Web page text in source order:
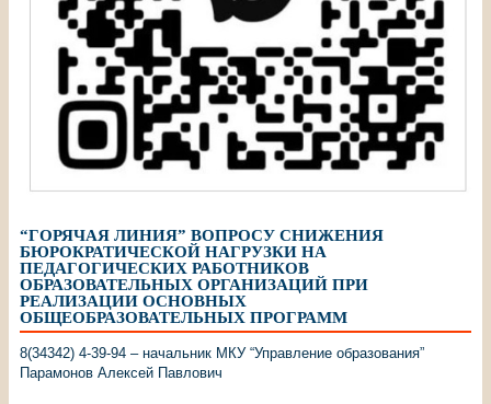
“ГОРЯЧАЯ ЛИНИЯ” ВОПРОСУ СНИЖЕНИЯ
БЮРОКРАТИЧЕСКОЙ НАГРУЗКИ НА
ПЕДАГОГИЧЕСКИХ РАБОТНИКОВ
ОБРАЗОВАТЕЛЬНЫХ ОРГАНИЗАЦИЙ ПРИ
РЕАЛИЗАЦИИ ОСНОВНЫХ
ОБЩЕОБРАЗОВАТЕЛЬНЫХ ПРОГРАММ
8(34342) 4-39-94 – начальник МКУ “Управление образования”
Парамонов Алексей Павлович